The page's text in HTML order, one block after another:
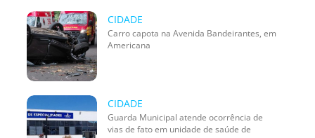
CIDADE
Carro capota na Avenida Bandeirantes, em
Americana
CIDADE
Guarda Municipal atende ocorrência de
vias de fato em unidade de saúde de